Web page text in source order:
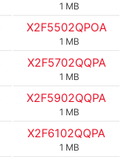
1 MB
X2F5502QPOA
1 MB
X2F5702QQPA
1 MB
X2F5902QQPA
1 MB
X2F6102QQPA
1 MB